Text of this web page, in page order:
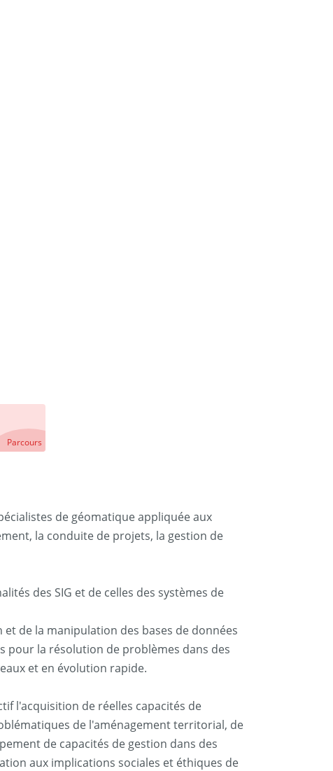
Parcours
de géomatique appliquée aux
la conduite de projets, la gestion de
des SIG et de celles des systèmes de
de la manipulation des bases de données
pour la résolution de problèmes dans des
et en évolution rapide.
l'acquisition de réelles capacités de
de l'aménagement territorial, de
de capacités de gestion dans des
aux implications sociales et éthiques de